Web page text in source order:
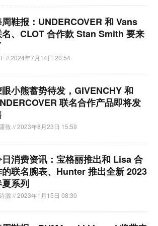
鞋报：UNDERCOVER 和 Vans
、CLOT 合作款 Stan Smith 要来
// 2024年7月14日 20:54
小熊蓄势待发，GIVENCHY 和
联名合作产品即将发
致// 2023年8月23日 15:59
消费资讯：宝格丽推出和 Lisa 合
联名腕表、Hunter 推出全新 2023
系列
源 // 2023年1月15日 08:30